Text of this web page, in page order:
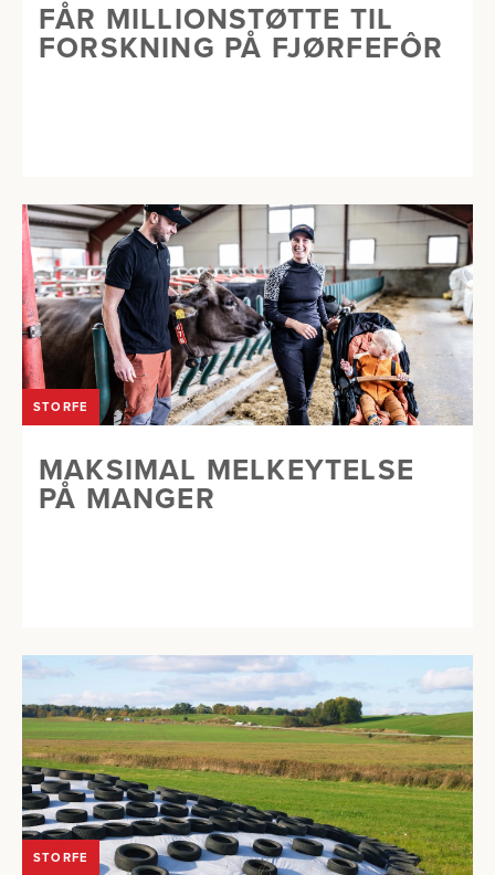
FÅR MILLIONSTØTTE TIL
FORSKNING PÅ FJØRFEFÔR
STORFE
MAKSIMAL MELKEYTELSE
PÅ MANGER
STORFE